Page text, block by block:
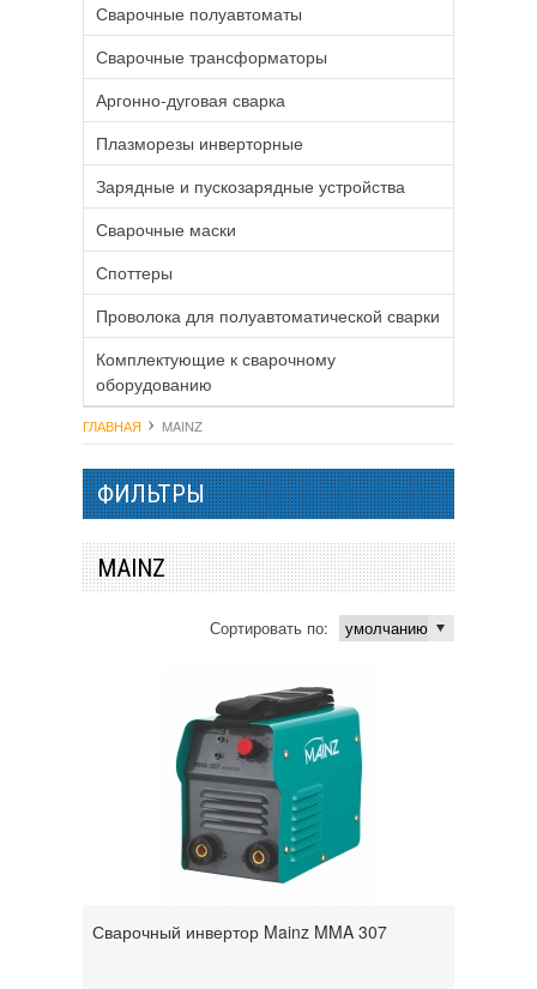
Сварочные полуавтоматы
Сварочные трансформаторы
Аргонно-дуговая сварка
Плазморезы инверторные
Зарядные и пускозарядные устройства
Сварочные маски
Споттеры
Проволока для полуавтоматической сварки
Комплектующие к сварочному
оборудованию
ГЛАВНАЯ MAINZ
ФИЛЬТРЫ
MAINZ
Сортировать по:
Сварочный инвертор Mainz MMA 307